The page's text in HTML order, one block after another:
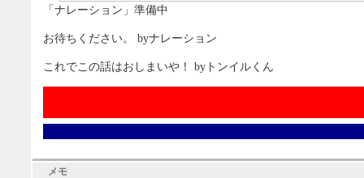
「ナレーション」準備中
お待ちください。 byナレーション
これでこの話はおしまいや！ byトンイルくん
メモ